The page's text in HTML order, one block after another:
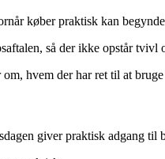
køber praktisk kan
så der ikke opstår tvivl
hvem der har ret til at
giver praktisk adgang til